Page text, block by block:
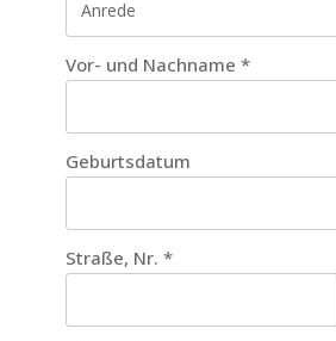
Vor- und Nachname *
Geburtsdatum
Straße, Nr. *